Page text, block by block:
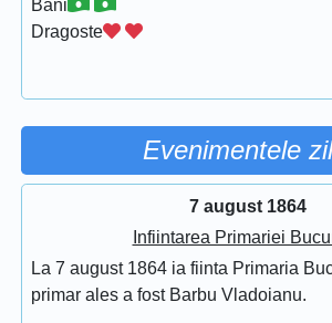
Bani
Dragoste
Evenimentele
7 august 1864
Infiintarea Primariei
La 7 august 1864 ia fiinta Primaria
primar ales a fost Barbu Vladoianu.